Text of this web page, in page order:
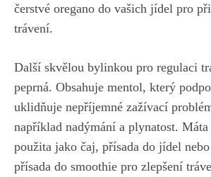
čerstvé oregano do vašich jídel pro
trávení.
Další skvělou bylinkou pro regulaci
peprná. Obsahuje mentol, který
uklidňuje nepříjemné zažívací
například nadýmání a plynatost.
použita jako čaj, přísada do jídel
přísada do smoothie pro zlepšení